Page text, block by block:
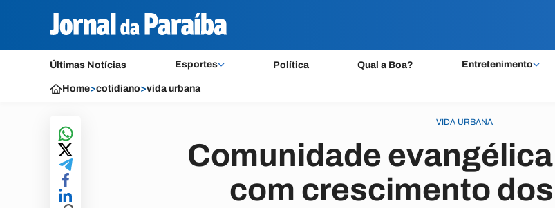
Últimas Notícias Esportes Política Qual a Boa? Entretenimento
Home>cotidiano>vida urbana
VIDA URBANA
Comunidade
com crescimento